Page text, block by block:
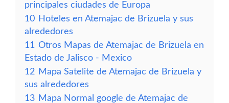
principales ciudades de Europa
10 Hoteles en Atemajac de Brizuela y sus
alrededores
11 Otros Mapas de Atemajac de Brizuela en
Estado de Jalisco - Mexico
12 Mapa Satelite de Atemajac de Brizuela y
sus alrededores
13 Mapa Normal google de Atemajac de